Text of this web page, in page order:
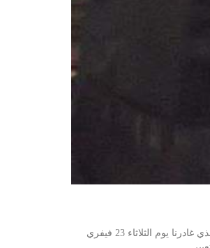
ببالغ الحزن والأسى تنعى النقابة الوطنية للصحفيين التونسيين فقيد الساحة الحقوقية وقلعة المحاماة التونسية وقامة من قامات النضال الوطني الأستاذ الهادي المناعي الذي غادرنا يوم الثلاثاء 23 فيفري